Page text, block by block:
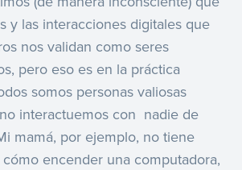
y las interacciones digitales que
nos validan como seres
pero eso es en la práctica
somos personas valiosas
interactuemos con nadie de
mamá, por ejemplo, no tiene
encender una computadora,